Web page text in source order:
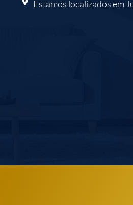
Estamos localizados em